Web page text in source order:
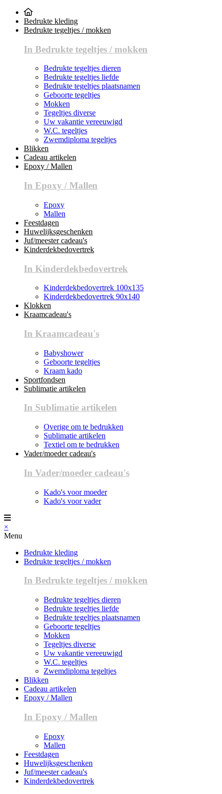
Bedrukte kleding
Bedrukte tegeltjes / mokken
In Bedrukte tegeltjes / mokken
Bedrukte tegeltjes dieren
Bedrukte tegeltjes liefde
Bedrukte tegeltjes plaatsnamen
Geboorte tegeltjes
Mokken
Tegeltjes diverse
Uw vakantie vereeuwigd
W.C. tegeltjes
Zwemdiploma tegeltjes
Blikken
Cadeau artikelen
Epoxy / Mallen
In Epoxy / Mallen
Epoxy
Mallen
Feestdagen
Huwelijksgeschenken
Juf/meester cadeau's
Kinderdekbedovertrek
In Kinderdekbedovertrek
Kinderdekbedovertrek 100x135
Kinderdekbedovertrek 90x140
Klokken
Kraamcadeau's
In Kraamcadeau's
Babyshower
Geboorte tegeltjes
Kraam kado
Sportfondsen
Sublimatie artikelen
In Sublimatie artikelen
Overige om te bedrukken
Sublimatie artikelen
Textiel om te bedrukken
Vader/moeder cadeau's
In Vader/moeder cadeau's
Kado's voor moeder
Kado's voor vader
×
Menu
Bedrukte kleding
Bedrukte tegeltjes / mokken
In Bedrukte tegeltjes / mokken
Bedrukte tegeltjes dieren
Bedrukte tegeltjes liefde
Bedrukte tegeltjes plaatsnamen
Geboorte tegeltjes
Mokken
Tegeltjes diverse
Uw vakantie vereeuwigd
W.C. tegeltjes
Zwemdiploma tegeltjes
Blikken
Cadeau artikelen
Epoxy / Mallen
In Epoxy / Mallen
Epoxy
Mallen
Feestdagen
Huwelijksgeschenken
Juf/meester cadeau's
Kinderdekbedovertrek